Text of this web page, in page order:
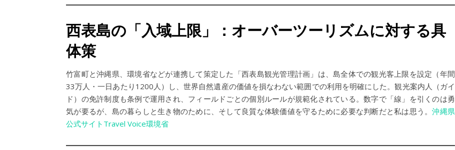
西表島の「入域上限」：オーバーツーリズムに対する具
体策
竹富町と沖縄県、環境省などが連携して策定した「西表島観光管理計画」は、島全体での観光客上限を設定（年間
33万人・一日あたり1200人）し、世界自然遺産の価値を損なわない範囲での利用を明確にした。観光案内人（ガイ
ド）の免許制度も条例で運用され、フィールドごとの個別ルールが規範化されている。数字で「線」を引くのは勇
気が要るが、島の暮らしと生き物のために、そして良質な体験価値を守るために必要な判断だと私は思う。沖縄県
公式サイトTravel Voice環境省